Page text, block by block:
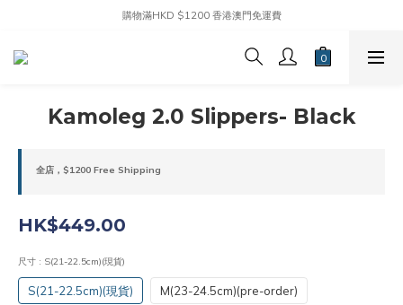
購物滿HKD $1200 香港澳門免運費
Kamoleg 2.0 Slippers- Black
全店，$1200 Free Shipping
HK$449.00
尺寸 : S(21-22.5cm)(現貨)
S(21-22.5cm)(現貨) M(23-24.5cm)(pre-order)